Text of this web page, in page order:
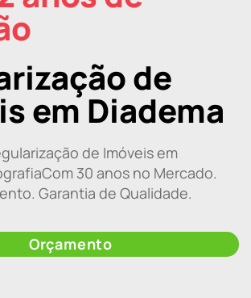
de
em Diadema
de Imóveis em
30 anos no Mercado.
Garantia de Qualidade.
Orçamento